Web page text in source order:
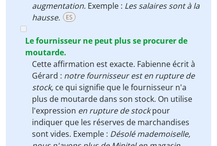
augmentation. Exemple : Les salaires sont à la
hausse.
ES
Le fournisseur ne peut plus se procurer de
moutarde.
Cette affirmation est exacte. Fabienne écrit à
Gérard : notre fournisseur est en rupture de
stock, ce qui signifie que le fournisseur n'a
plus de moutarde dans son stock. On utilise
l'expression en rupture de stockpour
indiquer que les réserves de marchandises
sont vides. Exemple : Désolé mademoiselle,